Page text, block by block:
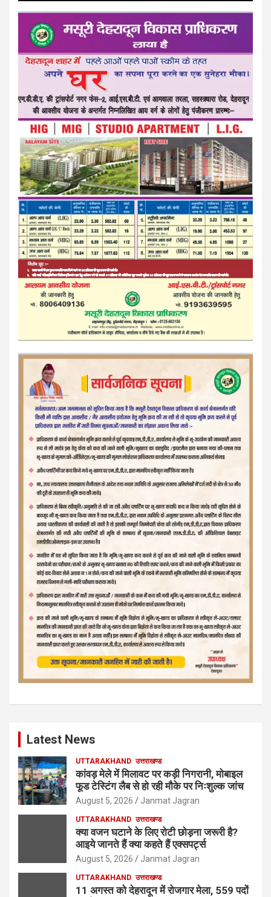
Latest News
UTTARAKHAND उत्तराखण्ड
कांवड़ मेले में मिलावट पर कड़ी निगरानी, मोबाइल
फूड टेस्टिंग लैब से हो रही मौके पर निःशुल्क जांच
August 5, 2026 Janmat Jagran
UTTARAKHAND उत्तराखण्ड
क्या वजन घटाने के लिए रोटी छोड़ना जरूरी है?
आइये जानते हैं क्या कहते हैं एक्सपर्ट्स
August 5, 2026 Janmat Jagran
UTTARAKHAND उत्तराखण्ड
11 अगस्त को देहरादून में रोजगार मेला, 559 पदों